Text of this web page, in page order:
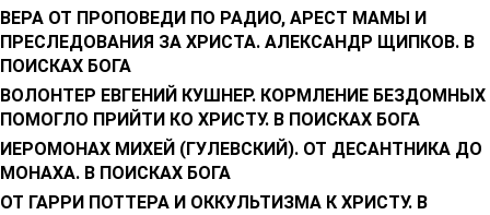
ВЕРА ОТ ПРОПОВЕДИ ПО РАДИО, АРЕСТ МАМЫ И
ПРЕСЛЕДОВАНИЯ ЗА ХРИСТА. АЛЕКСАНДР ЩИПКОВ. В
ПОИСКАХ БОГА
ВОЛОНТЕР ЕВГЕНИЙ КУШНЕР. КОРМЛЕНИЕ БЕЗДОМНЫХ
ПОМОГЛО ПРИЙТИ КО ХРИСТУ. В ПОИСКАХ БОГА
ИЕРОМОНАХ МИХЕЙ (ГУЛЕВСКИЙ). ОТ ДЕСАНТНИКА ДО
МОНАХА. В ПОИСКАХ БОГА
ОТ ГАРРИ ПОТТЕРА И ОККУЛЬТИЗМА К ХРИСТУ. В